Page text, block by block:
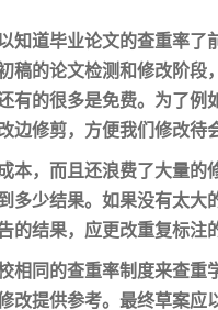
知道毕业论文的查重率了
的论文检测和修改阶
有的很多是免费。为了例
边修剪，方便我们修改待
，而且还浪费了大量的
多少结果。如果没有太大
的结果，应更改重复标注
同的查重率制度来查
提供参考。最终草案应